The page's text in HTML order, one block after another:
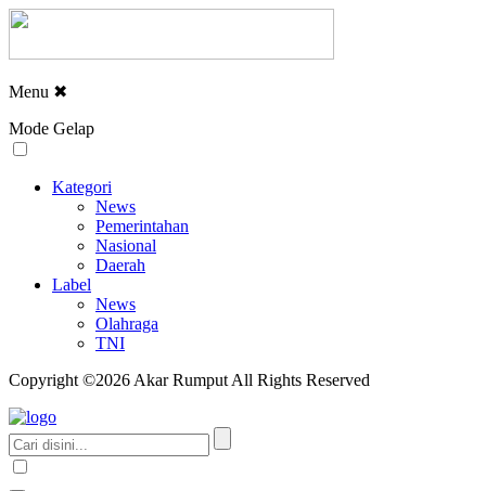
Menu ✖
Mode Gelap
Kategori
News
Pemerintahan
Nasional
Daerah
Label
News
Olahraga
TNI
Copyright ©2026 Akar Rumput All Rights Reserved